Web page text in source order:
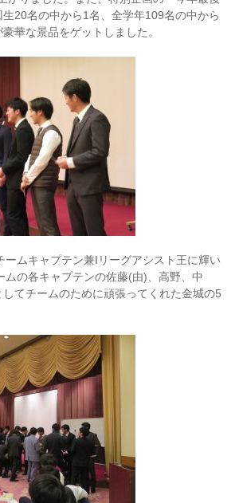
生20名の中から1名、全学年109名の中から
華な景品をゲットしました。
ームキャプテン兼I リーグアシスト王に輝い
ムの各キャプテンの佐藤(由) 、高野、中
てチームのために頑張ってくれた金城の5